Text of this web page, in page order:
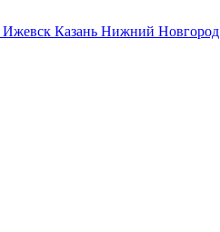
Ижевск Казань Нижний Новгород